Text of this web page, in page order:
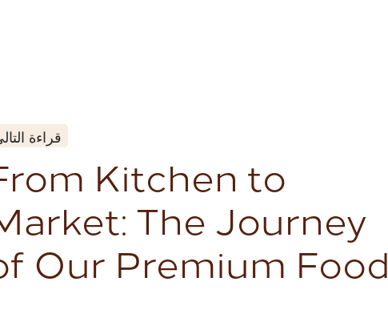
قراءة
Kitchen to
The Journey
Our Premium Food